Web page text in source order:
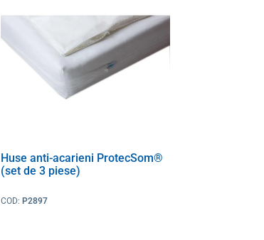
Huse anti-acarieni ProtecSom®
(set de 3 piese)
COD: P2897